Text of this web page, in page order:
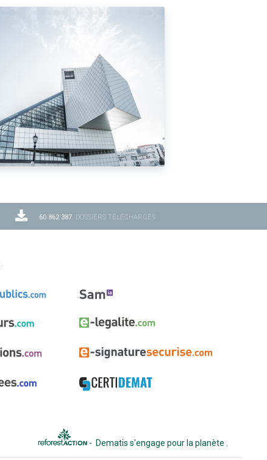
60 862 387 DOSSIERS TÉLÉCHARGÉS
- Dematis s'engage pour la planète